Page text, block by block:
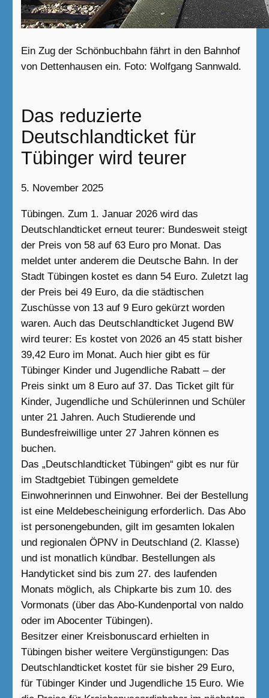
Ein Zug der Schönbuchbahn fährt in den Bahnhof
von Dettenhausen ein. Foto: Wolfgang Sannwald.
Das reduzierte
Deutschlandticket für
Tübinger wird teurer
5. November 2025
Tübingen. Zum 1. Januar 2026 wird das
Deutschlandticket erneut teurer: Bundesweit steigt
der Preis von 58 auf 63 Euro pro Monat. Das
meldet unter anderem die Deutsche Bahn. In der
Stadt Tübingen kostet es dann 54 Euro. Zuletzt lag
der Preis bei 49 Euro, da die städtischen
Zuschüsse von 13 auf 9 Euro gekürzt worden
waren. Auch das Deutschlandticket Jugend BW
wird teurer: Es kostet von 2026 an 45 statt bisher
39,42 Euro im Monat. Auch hier gibt es für
Tübinger Kinder und Jugendliche Rabatt – der
Preis sinkt um 8 Euro auf 37. Das Ticket gilt für
Kinder, Jugendliche und Schülerinnen und Schüler
unter 21 Jahren. Auch Studierende und
Bundesfreiwillige unter 27 Jahren können es
buchen.
Das „Deutschlandticket Tübingen“ gibt es nur für
im Stadtgebiet Tübingen gemeldete
Einwohnerinnen und Einwohner. Bei der Bestellung
ist eine Meldebescheinigung erforderlich. Das Abo
ist personengebunden, gilt im gesamten lokalen
und regionalen ÖPNV in Deutschland (2. Klasse)
und ist monatlich kündbar. Bestellungen als
Handyticket sind bis zum 27. des laufenden
Monats möglich, als Chipkarte bis zum 10. des
Vormonats (über das Abo-Kundenportal von naldo
oder im Abocenter Tübingen).
Besitzer einer Kreisbonuscard erhielten in
Tübingen bisher weitere Vergünstigungen: Das
Deutschlandticket kostet für sie bisher 29 Euro,
für Tübinger Kinder und Jugendliche 15 Euro. Wie